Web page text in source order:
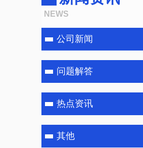
NEWS
公司新闻
问题解答
热点资讯
其他